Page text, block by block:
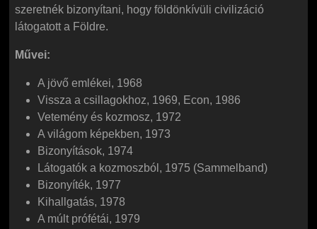
szeretnék bizonyítani, hogy földönkívüli civilizáció
látogatott a Földre.
Művei:
A jövő emlékei, 1968
Vissza a csillagokhoz, 1969, Econ, 1986
Vetemény és kozmosz, 1972
A világom képekben, 1973
Bizonyítások, 1974
Látogatók a kozmoszból, 1975 (Sammelband)
Bizonyíték, 1977
Kihallgatás, 1978
A múlt prófétái, 1979